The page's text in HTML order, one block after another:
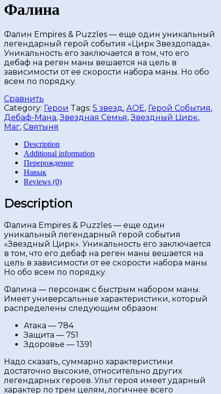
Фалина
Фалин Empires & Puzzles — еще один уникальный
легендарный герой события «Цирк Звездопада».
Уникальность его заключается в том, что его
дебаф на реген маны вешается на цель в
зависимости от ее скорости набора маны. Но обо
всем по порядку.
Сравнить
Category: Герои Tags: 5 звезд, АОЕ, Герой События,
Дебаф-Мана,Звездная Семья,Звездный Цирк,
Маг, Святыня
Description
Additional information
Перерождение
Навык
Reviews (0)
Description
Фалина Empires & Puzzles — еще один
уникальный легендарный герой события
«Звездный Цирк». Уникальность его заключается
в том, что его дебаф на реген маны вешается на
цель в зависимости от ее скорости набора маны.
Но обо всем по порядку.
Фалина — персонаж с быстрым набором маны.
Имеет универсальные характеристики, который
распределены следующим образом:
Атака — 784
Защита — 751
Здоровье — 1391
Надо сказать, суммарно характеристики
достаточно высокие, относительно других
легендарных героев. Ульт героя имеет ударный
характер по трем целям, логичнее всего